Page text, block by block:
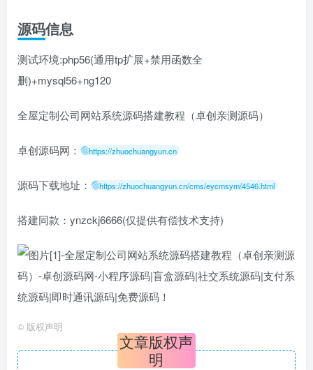
源码信息
测试环境:php56(通用tp扩展+禁用函数全
删)+mysql56+ng120
全屋定制公司网站系统源码搭建教程（卓创亲测源码）
卓创源码网： https://zhuochuangyun.cn
源码下载地址： https://zhuochuangyun.cn/cms/eycmsym/4546.html
搭建同款：ynzckj6666(仅提供有偿技术支持)
© 版权声明
文章版权声
明